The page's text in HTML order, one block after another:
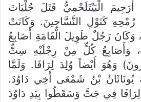
أُرَجِيمَ الْبَيْتَلَحْمِيُّ قَتَلَ جُلْيَاتَ
رُمْحِهِ كَنَوْلِ النَّسَّاجِينَ. وَكَانَتْ
رَجُلٌ طَوِيلَ الْقَامَةِ أَصَابِعُ
وَأَصَابِعُ كُلٍّ مِنْ رِجْلَيْهِ سِتٌّ
وَهُوَ أَيْضاً وُلِدَ لِرَافَا. وَلَمَّا
يُونَاثَانُ بْنُ شَمْعَى أَخِي دَاوُدَ.
لِرَافَا فِي جَتَّ وَسَقَطُوا بِيَدِ دَاوُدَ